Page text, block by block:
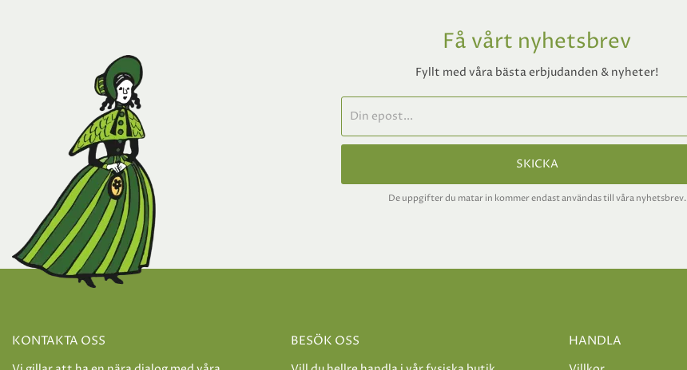
Få vårt nyhetsbrev
Fyllt med våra bästa erbjudanden & nyheter!
SKICKA
De uppgifter du matar in kommer endast användas till våra nyhetsbrev.
KONTAKTA OSS BESÖK OSS HANDLA